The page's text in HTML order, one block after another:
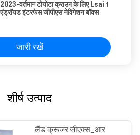
2023-वर्तमान टोयोटा क्राउन के लिए Lsailt
एंड्रॉयड इंटरफेस जीपीएस नेविगेशन बॉक्स
जारी रखें
शीर्ष उत्पाद
लैंड क्रूजर जीएक्स_आर